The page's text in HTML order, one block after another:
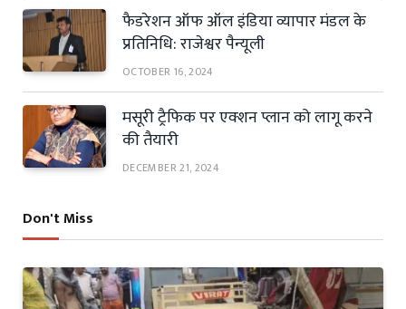
फैडरेशन ऑफ ऑल इंडिया व्यापार मंडल के
प्रतिनिधि: राजेश्वर पैन्यूली
OCTOBER 16, 2024
मसूरी ट्रैफिक पर एक्शन प्लान को लागू करने
की तैयारी
DECEMBER 21, 2024
Don't Miss